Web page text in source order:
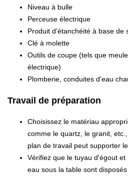
Niveau à bulle
Perceuse électrique
Produit d'étanchéité à base de
Clé à molette
Outils de coupe (tels que
électrique)
Plomberie, conduites d'eau
Travail de préparation
Choisissez le matériau
comme le quartz, le granit,
plan de travail peut supporter
Vérifiez que le tuyau d'égout
eau sous la table sont